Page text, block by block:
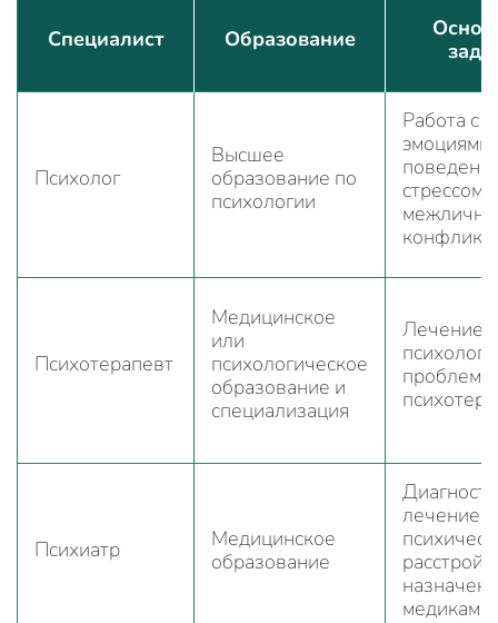
Специалист Образование
Психолог
Высшее
образование по
психологии
Работа с
эмоциями,
стрессом,
Психотерапевт
Медицинское
или
психологическое
образование и
специализация
Лечение
проблем
Психиатр
Медицинское
образование
лечение